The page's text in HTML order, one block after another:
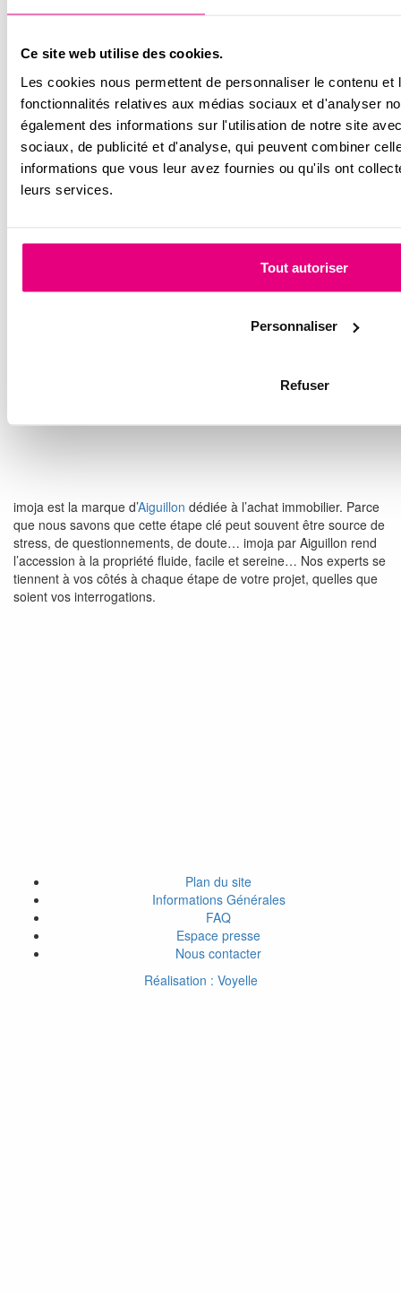
Ce site web utilise des cookies.
Les cookies nous permettent de personnaliser le contenu
fonctionnalités relatives aux médias sociaux et d'analyser
également des informations sur l'utilisation de notre site
sociaux, de publicité et d'analyse, qui peuvent combiner
informations que vous leur avez fournies ou qu'ils ont
leurs services.
Tout autoriser
Personnaliser
Refuser
RGPD *
J'accepte lapolitiquesur la protection des données *
Suivez-nous sur les réseaux
imoja est la marque d’Aiguillon dédiée à l’achat immobilier. Parce
que nous savons que cette étape clé peut souvent être source de
stress, de questionnements, de doute… imoja par Aiguillon rend
l’accession à la propriété fluide, facile et sereine… Nos experts se
tiennent à vos côtés à chaque étape de votre projet, quelles que
soient vos interrogations.
Plan du site
Informations Générales
FAQ
Espace presse
Nous contacter
Réalisation : Voyelle